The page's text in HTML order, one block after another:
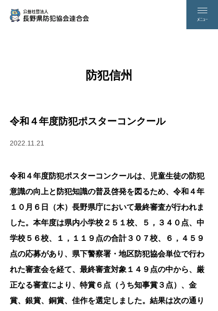
防犯信州
令和４年度防犯ポスターコンクール
2022.11.21
令和４年度防犯ポスターコンクールは、児童生徒の防犯
意識の向上と防犯知識の普及啓発を図るため、令和４年
１０月６日（木）長野県庁において最終審査が行われま
した。本年度は県内小学校２５１校、５，３４０点、中
学校５６校、１，１１９点の合計３０７校、６，４５９
点の応募があり、県下警察署・地区防犯協会単位で行わ
れた審査会を経て、最終審査対象１４９点の中から、厳
正なる審査により、特賞６点（うち知事賞３点）、金
賞、銀賞、銅賞、佳作を選定しました。結果は次の通り